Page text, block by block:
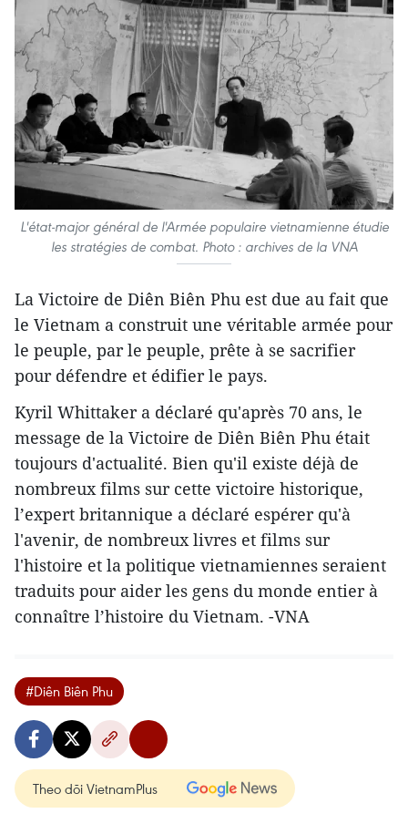
L'état-major général de l'Armée populaire vietnamienne étudie
les stratégies de combat. Photo : archives de la VNA
La Victoire de Diên Biên Phu est due au fait que
le Vietnam a construit une véritable armée pour
le peuple, par le peuple, prête à se sacrifier
pour défendre et édifier le pays.
Kyril Whittaker a déclaré qu'après 70 ans, le
message de la Victoire de Diên Biên Phu était
toujours d'actualité. Bien qu'il existe déjà de
nombreux films sur cette victoire historique,
l’expert britannique a déclaré espérer qu'à
l'avenir, de nombreux livres et films sur
l'histoire et la politique vietnamiennes seraient
traduits pour aider les gens du monde entier à
connaître l’histoire du Vietnam. -VNA
#Diên Biên Phu
Theo dõi VietnamPlus